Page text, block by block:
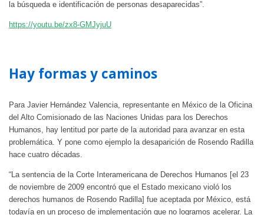
la búsqueda e identificación de personas desaparecidas”.
https://youtu.be/zx8-GMJyjuU
Hay formas y caminos
Para Javier Hernández Valencia, representante en México de la Oficina
del Alto Comisionado de las Naciones Unidas para los Derechos
Humanos, hay lentitud por parte de la autoridad para avanzar en esta
problemática. Y pone como ejemplo la desaparición de Rosendo Radilla
hace cuatro décadas.
“La sentencia de la Corte Interamericana de Derechos Humanos [el 23
de noviembre de 2009 encontró que el Estado mexicano violó los
derechos humanos de Rosendo Radilla] fue aceptada por México, está
todavía en un proceso de implementación que no logramos acelerar. La